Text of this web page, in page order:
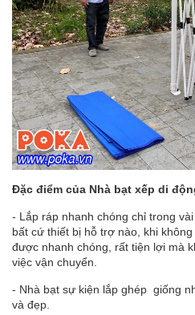
Đặc điểm của Nhà bạt xếp di
- Lắp ráp nhanh chóng chỉ trong
bất cứ thiết bị hỗ trợ nào, khi
được nhanh chóng, rất tiện lợi mà
việc vận chuyển.
- Nhà bạt sự kiện lắp ghép giống
và đẹp.